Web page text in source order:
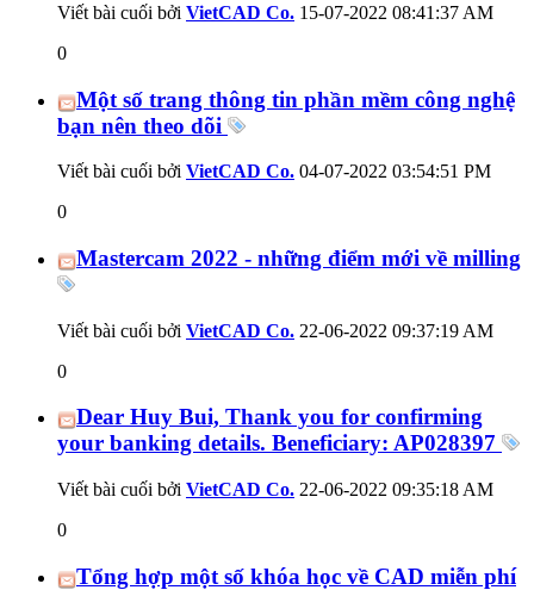
Viết bài cuối bởi VietCAD Co. 15-07-2022 08:41:37 AM
0
Một số trang thông tin phần mềm công nghệ
bạn nên theo dõi
Viết bài cuối bởi VietCAD Co. 04-07-2022 03:54:51 PM
0
Mastercam 2022 - những điểm mới về milling
Viết bài cuối bởi VietCAD Co. 22-06-2022 09:37:19 AM
0
Dear Huy Bui, Thank you for confirming
your banking details. Beneficiary: AP028397
Viết bài cuối bởi VietCAD Co. 22-06-2022 09:35:18 AM
0
Tổng hợp một số khóa học về CAD miễn phí